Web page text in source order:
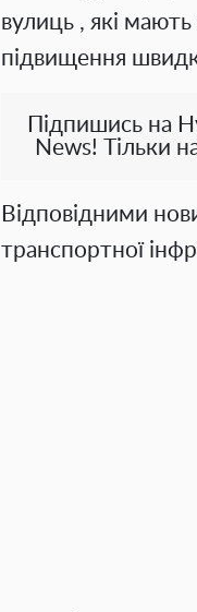
вулиць , які
підвищення
Підпишись на
News! Тільки
Відповідними
транспортної